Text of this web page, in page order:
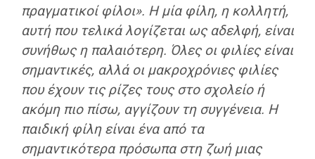
πραγματικοί φίλοι». Η μία φίλη, η κολλητή,
αυτή που τελικά λογίζεται ως αδελφή, είναι
συνήθως η παλαιότερη. Όλες οι φιλίες είναι
σημαντικές, αλλά οι μακροχρόνιες φιλίες
που έχουν τις ρίζες τους στο σχολείο ή
ακόμη πιο πίσω, αγγίζουν τη συγγένεια. Η
παιδική φίλη είναι ένα από τα
σημαντικότερα πρόσωπα στη ζωή μιας